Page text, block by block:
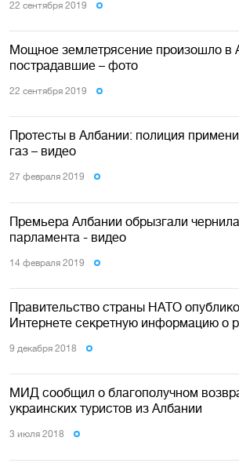
22 сентября 2019
Мощное землетрясение произошло в
пострадавшие – фото
22 сентября 2019
Протесты в Албании: полиция
газ – видео
27 февраля 2019
Премьера Албании обрызгали
парламента - видео
14 февраля 2019
Правительство страны НАТО
Интернете секретную информацию о
9 декабря 2018
МИД сообщил о благополучном
украинских туристов из Албании
3 июля 2018